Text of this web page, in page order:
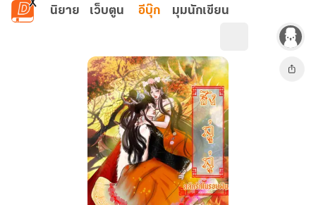
ข้ามไปยังเนื้อหาหลัก
นิยาย เว็บตูน อีบุ๊ก มุมนักเขียน